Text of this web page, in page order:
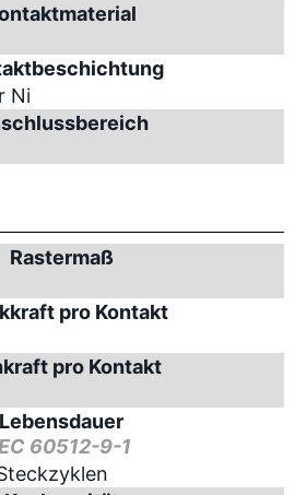
Ni
Rastermaß
pro Kontakt
pro Kontakt
Lebensdauer
60512-9-1